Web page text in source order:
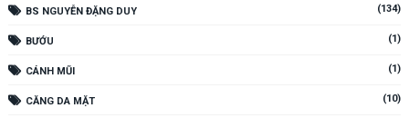
BS NGUYỄN ĐẶNG DUY (134)
BƯỚU (1)
CÁNH MŨI (1)
CĂNG DA MẶT (10)